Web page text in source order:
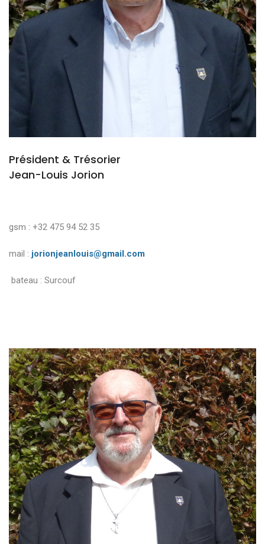
Président & Trésorier
Jean-Louis Jorion
gsm : +32 475 94 52 35
mail : jorionjeanlouis@gmail.com
bateau : Surcouf